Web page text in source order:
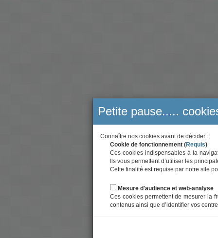
Petite pause.....
Connaître nos cookies avant de décider :
Cookie de fonctionnement (Requis)
Ces cookies indispensables à la
Ils vous permettent d’utiliser les
Cette finalité est requise par notre site
Mesure d'audience et web-analyse
Ces cookies permettent de mesurer la
contenus ainsi que d’identifier vos